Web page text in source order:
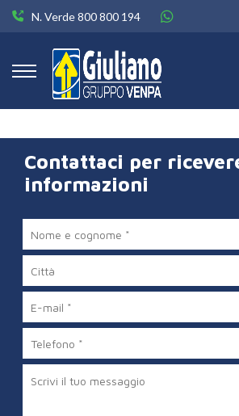
N. Verde 800 800 194
Contattaci per
informazioni